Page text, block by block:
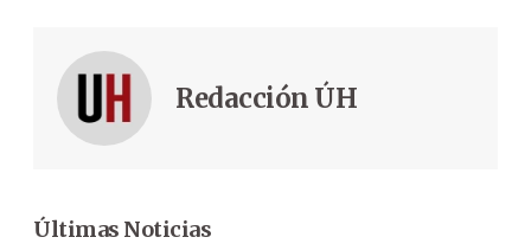
Redacción ÚH
Últimas Noticias